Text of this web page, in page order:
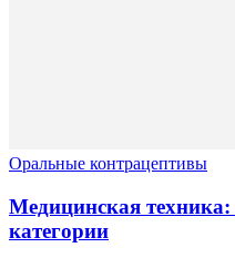
Оральные контрацептивы
Медицинская
категории